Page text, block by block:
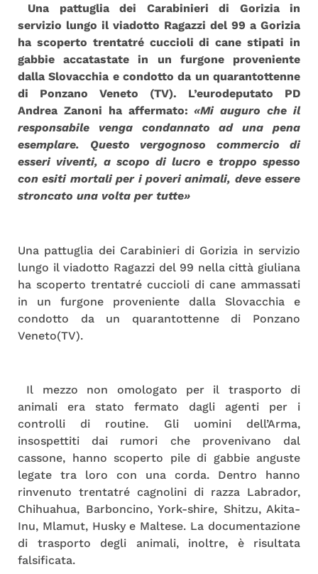
Una pattuglia dei Carabinieri di Gorizia in
servizio lungo il viadotto Ragazzi del 99 a Gorizia
ha scoperto trentatré cuccioli di cane stipati in
gabbie accatastate in un furgone proveniente
dalla Slovacchia e condotto da un quarantottenne
di Ponzano Veneto (TV). L’eurodeputato PD
Andrea Zanoni ha affermato:«Mi auguro che il
responsabile venga condannato ad una pena
esemplare. Questo vergognoso commercio di
esseri viventi, a scopo di lucro e troppo spesso
con esiti mortali per i poveri animali, deve essere
stroncato una volta per tutte»
Una pattuglia dei Carabinieri di Gorizia in servizio
lungo il viadotto Ragazzi del 99 nella città giuliana
ha scoperto trentatré cuccioli di cane ammassati
in un furgone proveniente dalla Slovacchia e
condotto da un quarantottenne di Ponzano
Veneto(TV).
Il mezzo non omologato per il trasporto di
animali era stato fermato dagli agenti per i
controlli di routine. Gli uomini dell’Arma,
insospettiti dai rumori che provenivano dal
cassone, hanno scoperto pile di gabbie anguste
legate tra loro con una corda. Dentro hanno
rinvenuto trentatré cagnolini di razza Labrador,
Chihuahua, Barboncino, York-shire, Shitzu, Akita-
Inu, Mlamut, Husky e Maltese. La documentazione
di trasporto degli animali, inoltre, è risultata
falsificata.